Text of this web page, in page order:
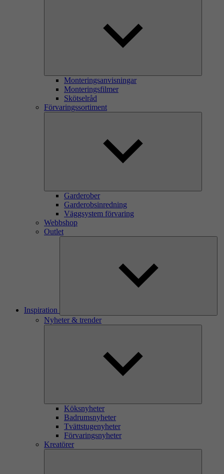
Monteringsanvisningar
Monteringsfilmer
Skötselråd
Förvaringssortiment
Garderober
Garderobsinredning
Väggsystem förvaring
Webbshop
Outlet
Inspiration
Nyheter & trender
Köksnyheter
Badrumsnyheter
Tvättstugenyheter
Förvaringsnyheter
Kreatörer